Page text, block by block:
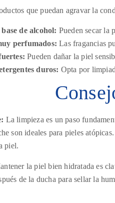
que puedan agravar la
de alcohol: Pueden secar la
perfumados: Las fragancias
Pueden dañar la piel
duros: Opta por
La limpieza es un paso
son ideales para pieles
piel.
la piel bien hidratada es
de la ducha para sellar la